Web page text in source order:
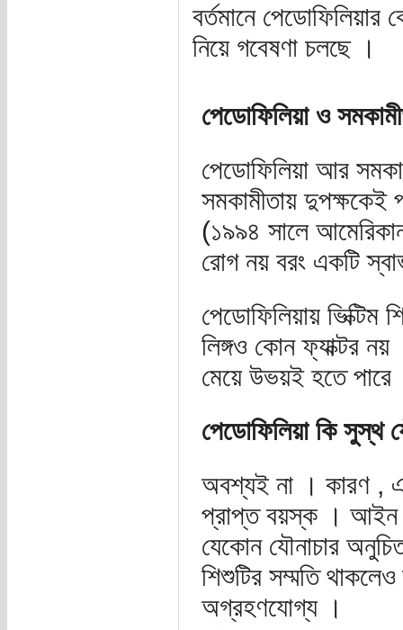
বর্তমানে পেডোফিলিয়ার
নিয়ে গবেষণা চলছে ।
পেডোফিলিয়া ও
পেডোফিলিয়া আর
সমকামীতায় দুপক্ষকেই
(১৯৯৪ সালে
রোগ নয় বরং একটি
পেডোফিলিয়ায় ভিক্টিম
লিঙ্গও কোন ফ্যাক্টর
মেয়ে উভয়ই হতে
পেডোফিলিয়া কি সুস্থ
অবশ্যই না । কারণ ,
প্রাপ্ত বয়স্ক । আইন ও
যেকোন যৌনাচার
শিশুটির সম্মতি
অগ্রহণযোগ্য ।